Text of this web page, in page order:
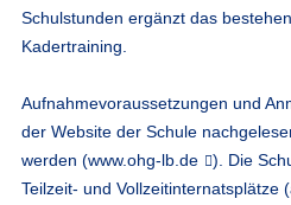
Schulstunden ergänzt das
Kadertraining.
Aufnahmevoraussetzungen und
der Website der Schule
werden (www.ohg-lb.de
). Die
Teilzeit- und Vollzeitinternatsplätze